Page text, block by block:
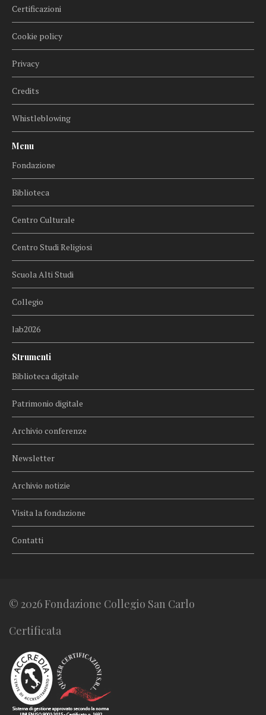
Certificazioni
Cookie policy
Privacy
Credits
Whistleblowing
Menu
Fondazione
Biblioteca
Centro Culturale
Centro Studi Religiosi
Scuola Alti Studi
Collegio
lab2026
Strumenti
Biblioteca digitale
Patrimonio digitale
Archivio conferenze
Newsletter
Archivio notizie
Visita la fondazione
Contatti
© 2026 Fondazione Collegio San Carlo
Certificata